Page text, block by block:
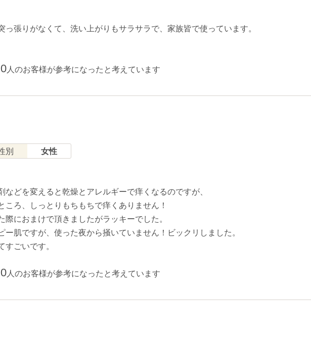
っ張りがなくて、洗い上がりもサラサラで、家族皆で使っています。
0人のお客様が参考になったと考えています
別 女性
などを変えると乾燥とアレルギーで痒くなるのですが、
ころ、しっとりもちもちで痒くありません！
際におまけで頂きましたがラッキーでした。
ー肌ですが、使った夜から掻いていません！ビックリしました。
すごいです。
0人のお客様が参考になったと考えています